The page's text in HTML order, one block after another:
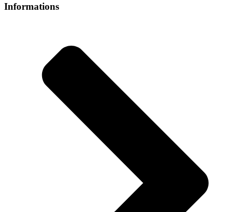
Informations